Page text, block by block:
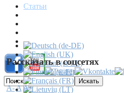
Статьи
Пресса
Рассказать в соцсетях
A-AA+